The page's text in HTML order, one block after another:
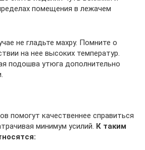
помещения в лежачем
не гладьте махру. Помните о
на нее высоких температур.
подошва утюга дополнительно
помогут качественнее справиться
минимум усилий. К таким